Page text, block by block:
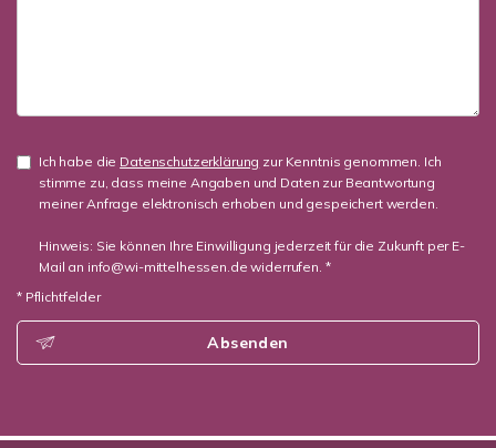
Ich habe die Datenschutzerklärung zur Kenntnis genommen. Ich
stimme zu, dass meine Angaben und Daten zur Beantwortung
meiner Anfrage elektronisch erhoben und gespeichert werden.
Hinweis: Sie können Ihre Einwilligung jederzeit für die Zukunft per E-
Mail an info@wi-mittelhessen.de widerrufen. *
* Pflichtfelder
Absenden